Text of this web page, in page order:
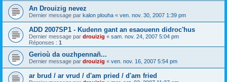
An Drouizig nevez
Dernier message par kalon plouha « ven. nov. 30, 2007 1:39 pm
ADD 2007SP1 - Kudenn gant an esaouenn didroc'hus
Dernier message par drouizig « sam. nov. 24, 2007 5:04 pm
Réponses : 1
Gerioù da ouzhpennañ...
Dernier message par drouizig « ven. nov. 16, 2007 5:54 pm
ar brud / ar vrud / d'am pried / d'am fried